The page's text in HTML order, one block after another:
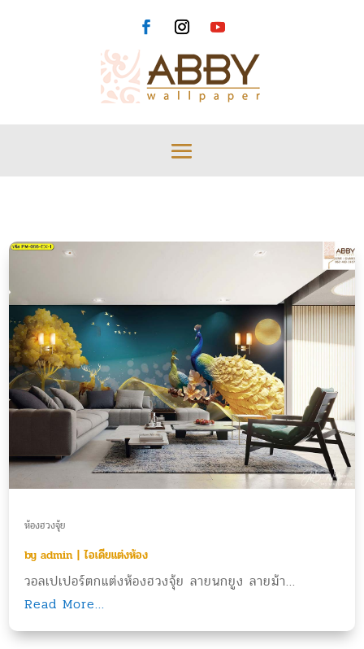
ห้องฮวงจุ้ย
byadmin |ไอเดียแต่งห้อง
วอลเปเปอร์ตกแต่งห้องฮวงจุ้ย ลายนกยูง ลายม้า...
Read More...